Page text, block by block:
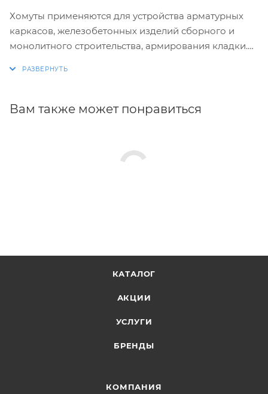
Хомуты применяются для устройства арматурных
каркасов, железобетонных изделий сборного и
монолитного строительства, армирования кладки.
строго выдержаны, благодаря автоматизации
Вам также может понравиться
КАТАЛОГ
АКЦИИ
УСЛУГИ
БРЕНДЫ
КОМПАНИЯ